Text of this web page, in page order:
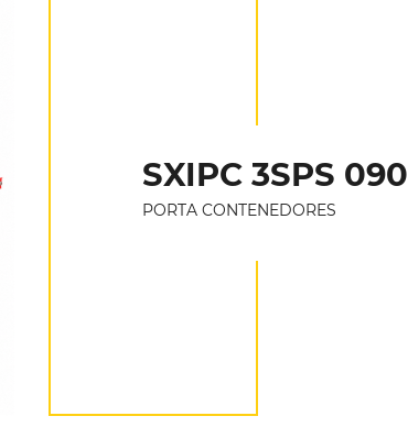
SXIPC 3SPS 090
PORTA CONTENEDORES